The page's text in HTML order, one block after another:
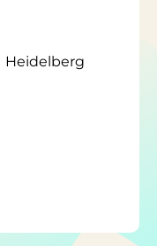
Heidelberg